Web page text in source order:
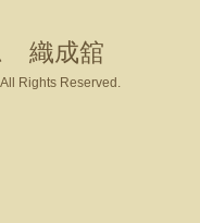
織成舘
Rights Reserved.